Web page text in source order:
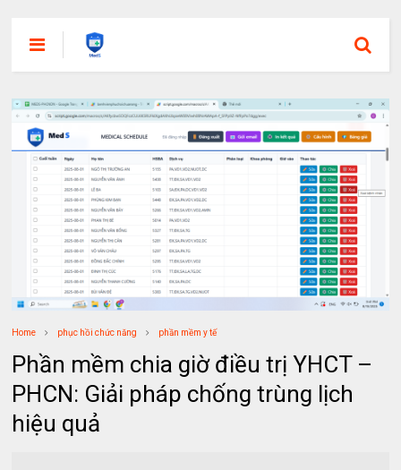
Home phục hồi chức năng phần mềm y tế
Phần mềm chia giờ điều trị YHCT –
PHCN: Giải pháp chống trùng lịch
hiệu quả